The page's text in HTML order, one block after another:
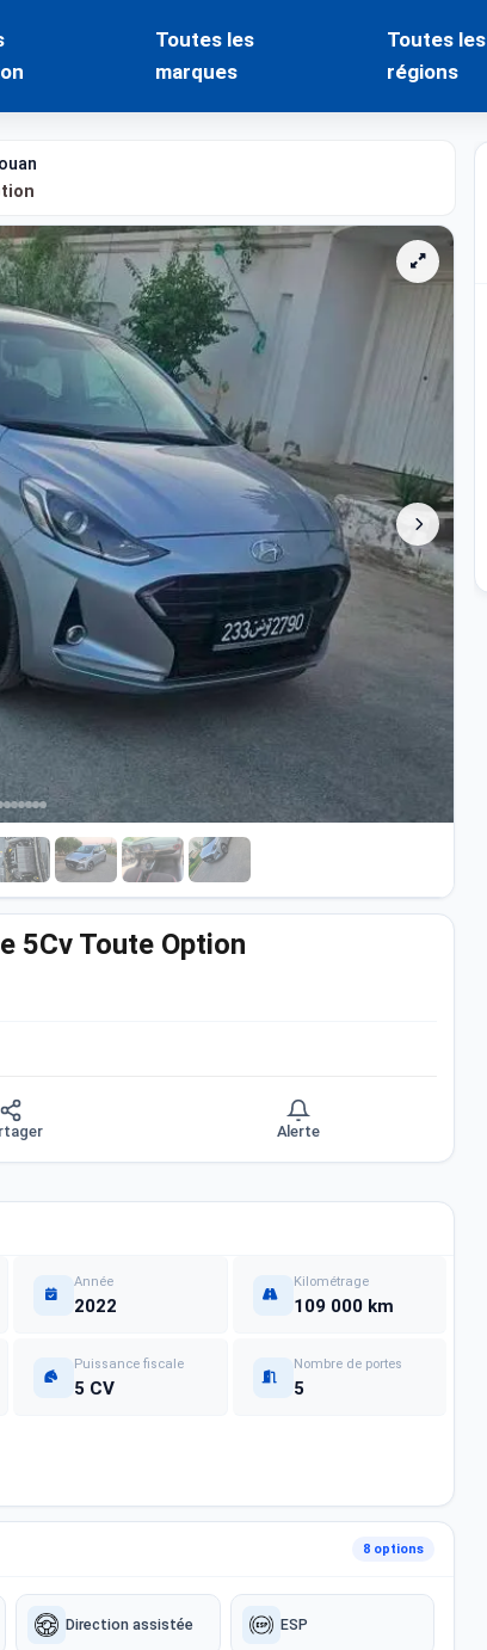
Toutes les
marques
Toutes les
régions
5Cv Toute Option
Alerte
Année
2022
Kilométrage
109 000 km
Puissance fiscale
5 CV
Nombre de portes
5
8 options
Direction assistée ESP